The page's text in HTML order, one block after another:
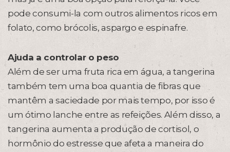
pode consumi-la com outros alimentos ricos em
folato, como brócolis, aspargo e espinafre.
Ajuda a controlar o peso
Além de ser uma fruta rica em água, a tangerina
também tem uma boa quantia de fibras que
mantêm a saciedade por mais tempo, por isso é
um ótimo lanche entre as refeições. Além disso, a
tangerina aumenta a produção de cortisol, o
hormônio do estresse que afeta a maneira do